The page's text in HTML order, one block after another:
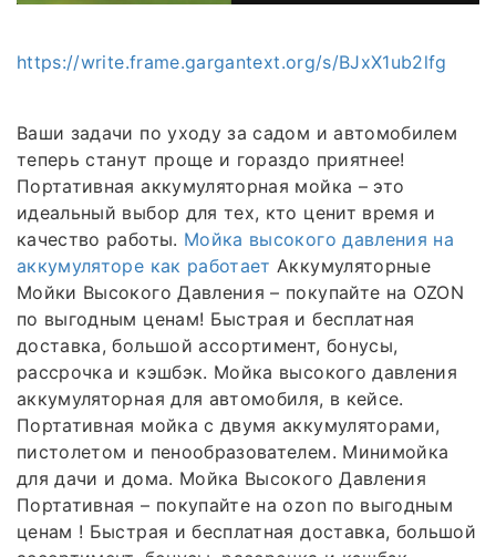
https://write.frame.gargantext.org/s/BJxX1ub2lfg
Ваши задачи по уходу за садом и автомобилем
теперь станут проще и гораздо приятнее!
Портативная аккумуляторная мойка – это
идеальный выбор для тех, кто ценит время и
качество работы. Мойка высокого давления на
аккумуляторе как работаетАккумуляторные
Мойки Высокого Давления – покупайте на OZON
по выгодным ценам! Быстрая и бесплатная
доставка, большой ассортимент, бонусы,
рассрочка и кэшбэк. Мойка высокого давления
аккумуляторная для автомобиля, в кейсе.
Портативная мойка с двумя аккумуляторами,
пистолетом и пенообразователем. Минимойка
для дачи и дома. Мойка Высокого Давления
Портативная – покупайте на ozon по выгодным
ценам ! Быстрая и бесплатная доставка, большой